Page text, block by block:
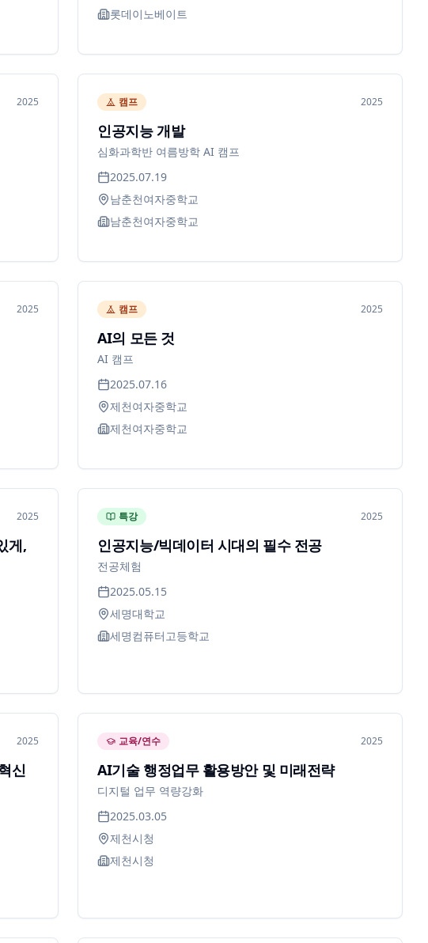
롯데이노베이트
2025 캠프 2025
인공지능 개발
심화과학반 여름방학 AI 캠프
2025.07.19
남춘천여자중학교
남춘천여자중학교
2025 캠프 2025
AI의 모든 것
AI 캠프
2025.07.16
제천여자중학교
제천여자중학교
2025
게,
특강 2025
인공지능/빅데이터 시대의 필수 전공
전공체험
2025.05.15
세명대학교
세명컴퓨터고등학교
2025
신
교육/연수 2025
AI기술 행정업무 활용방안 및 미래전략
디지털 업무 역량강화
2025.03.05
제천시청
제천시청